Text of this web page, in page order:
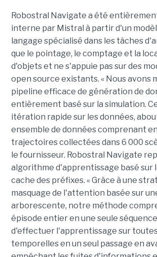
Robostral Navigate a été
interne par Mistral à partir d'un
langage spécialisé dans les tâches
que le pointage, le comptage et la
d'objets et ne s'appuie pas sur des
open source existants. « Nous avons
pipeline efficace de génération de
entièrement basé sur la simulation.
itération rapide sur les données,
ensemble de données comprenant
trajectoires collectées dans 6 000
le fournisseur. Robostral Navigate
algorithme d'apprentissage basé sur
cache des préfixes. « Grâce à une
masquage de l'attention basée sur
arborescente, notre méthode
épisode entier en une seule
d'effectuer l'apprentissage sur
temporelles en un seul passage en